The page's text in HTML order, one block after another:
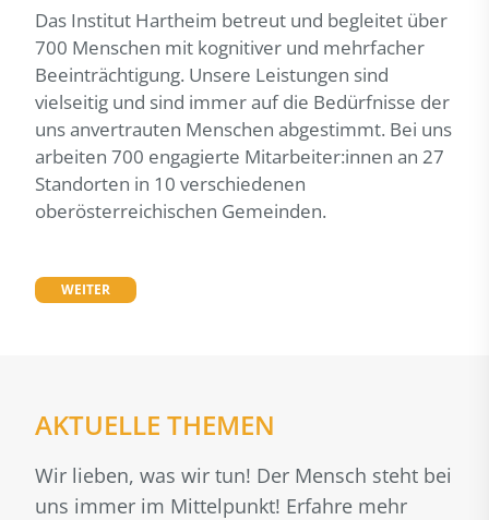
Das Institut Hartheim betreut und begleitet über
700 Menschen mit kognitiver und mehrfacher
Beeinträchtigung. Unsere Leistungen sind
vielseitig und sind immer auf die Bedürfnisse der
uns anvertrauten Menschen abgestimmt. Bei uns
arbeiten 700 engagierte Mitarbeiter:innen an 27
Standorten in 10 verschiedenen
oberösterreichischen Gemeinden.
WEITER
AKTUELLE THEMEN
Wir lieben, was wir tun! Der Mensch steht bei
uns immer im Mittelpunkt! Erfahre mehr